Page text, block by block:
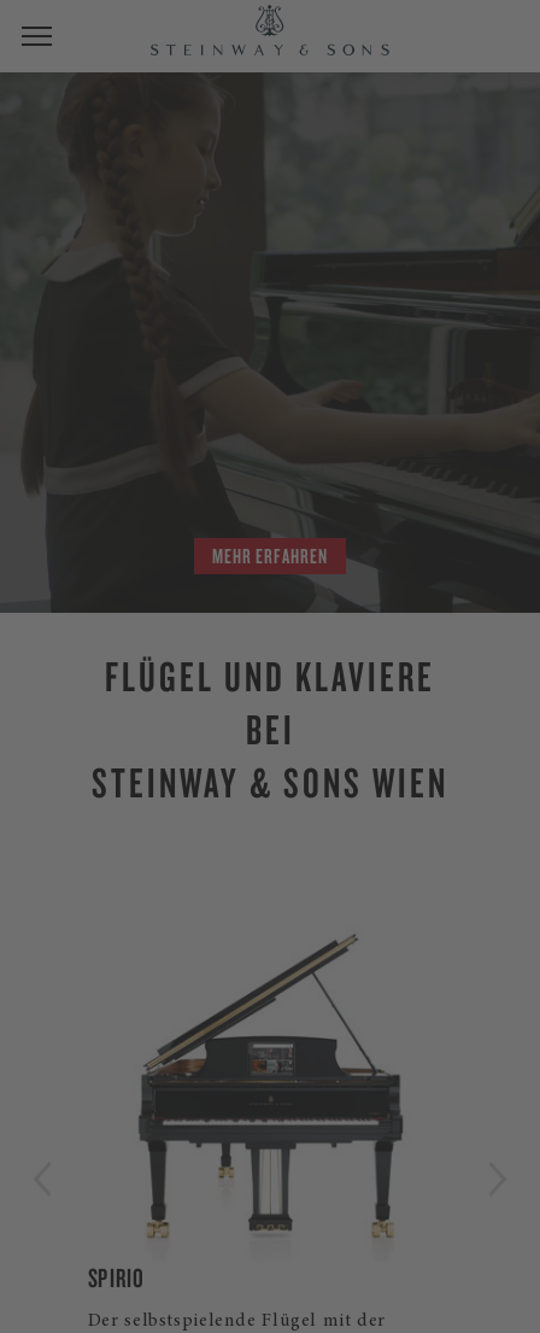
MEHR ERFAHREN
FLÜGEL UND KLAVIERE
BEI
STEINWAY & SONS WIEN
B-211
Der Steinway Flügelklassiker für Profis